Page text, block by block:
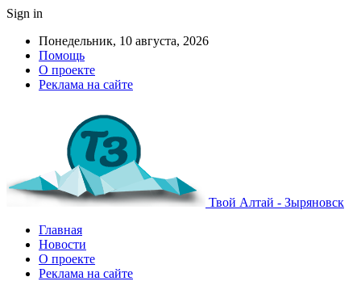
Sign in
Понедельник, 10 августа, 2026
Помощь
О проекте
Реклама на сайте
Твой Алтай - Зыряновск
Главная
Новости
О проекте
Реклама на сайте